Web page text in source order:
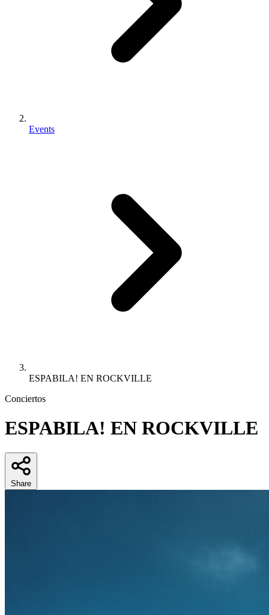
Events
ESPABILA! EN ROCKVILLE
Conciertos
ESPABILA! EN ROCKVILLE
Share